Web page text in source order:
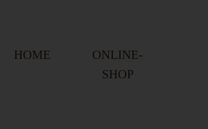
HOME
ONLINE-
SHOP